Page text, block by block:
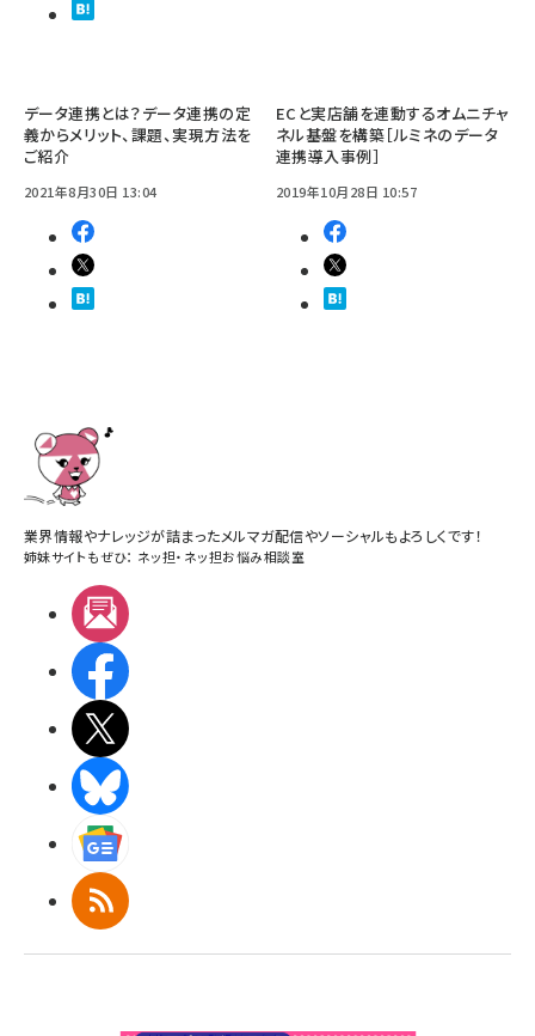
データ連携とは？データ連携の定
義からメリット、課題、実現方法を
ご紹介
2021年8月30日 13:04
ECと実店舗を連動するオムニチャ
ネル基盤を構築［ルミネのデータ
連携導入事例］
2019年10月28日 10:57
業界情報やナレッジが詰まったメルマガ配信やソーシャルもよろしくです！
姉妹サイトもぜひ： ネッ担・ ネッ担お悩み相談室
RSS